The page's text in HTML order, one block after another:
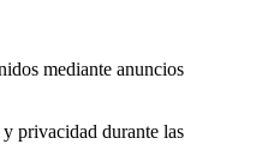
mediante anuncios
privacidad durante las